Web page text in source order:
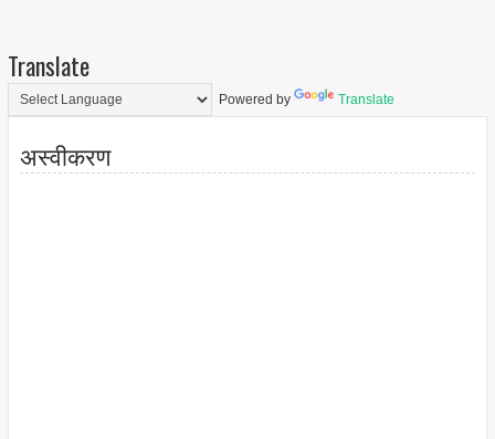
Translate
Powered by Translate
अस्वीकरण